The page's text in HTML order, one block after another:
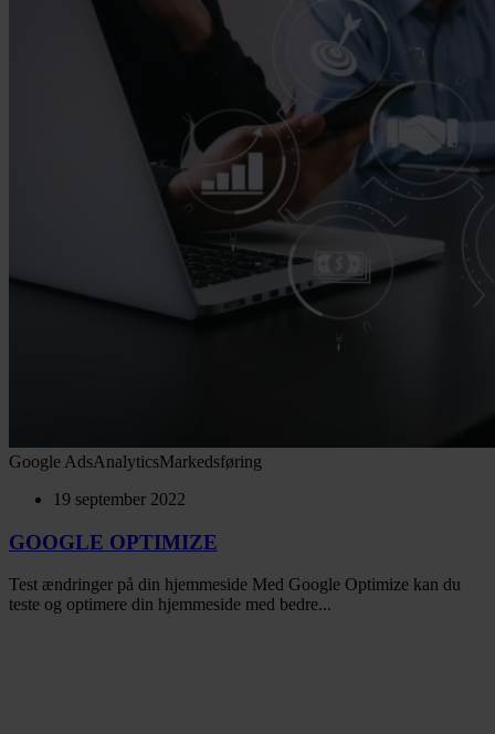
Google AdsAnalyticsMarkedsføring
19 september 2022
GOOGLE OPTIMIZE
Test ændringer på din hjemmeside Med Google Optimize kan du
teste og optimere din hjemmeside med bedre...